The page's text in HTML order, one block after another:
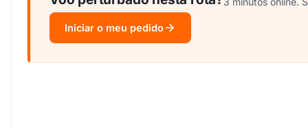
Iniciar o meu pedido